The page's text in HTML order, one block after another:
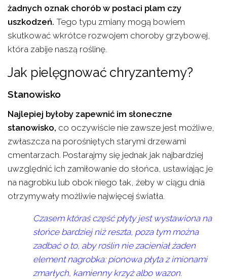
żadnych oznak chorób w postaci plam czy
uszkodzeń. Tego typu zmiany mogą bowiem
skutkować wkrótce rozwojem choroby grzybowej,
która zabije naszą roślinę.
Jak pielęgnować chryzantemy?
Stanowisko
Najlepiej byłoby zapewnić im słoneczne
stanowisko, co oczywiście nie zawsze jest możliwe,
zwłaszcza na porośniętych starymi drzewami
cmentarzach. Postarajmy się jednak jak najbardziej
uwzględnić ich zamiłowanie do słońca, ustawiając je
na nagrobku lub obok niego tak, żeby w ciągu dnia
otrzymywały możliwie najwięcej światła.
Czasem któraś część płyty jest wystawiona na
słońce bardziej niż reszta, poza tym można
zadbać o to, aby roślin nie zacieniał żaden
element nagrobka: pionowa płyta z imionami
zmarłych, kamienny krzyż albo wazon.